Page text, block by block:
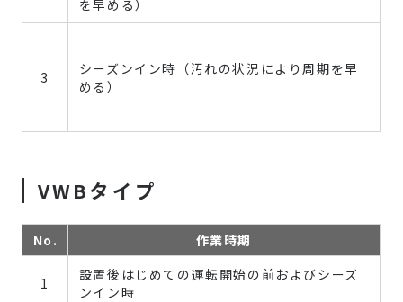
を早める）
3
シーズンイン時（汚れの状況により周期を早
める）
VWBタイプ
No. 作業時期
1
設置後はじめての運転開始の前およびシーズ
ンイン時